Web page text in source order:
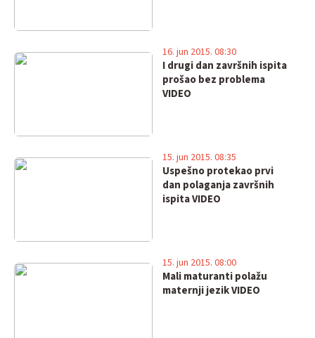
I drugi dan završnih ispita
prošao bez problema
VIDEO
16. jun 2015. 08:30
Uspešno protekao prvi
dan polaganja završnih
ispita VIDEO
15. jun 2015. 08:35
Mali maturanti polažu
maternji jezik VIDEO
15. jun 2015. 08:00